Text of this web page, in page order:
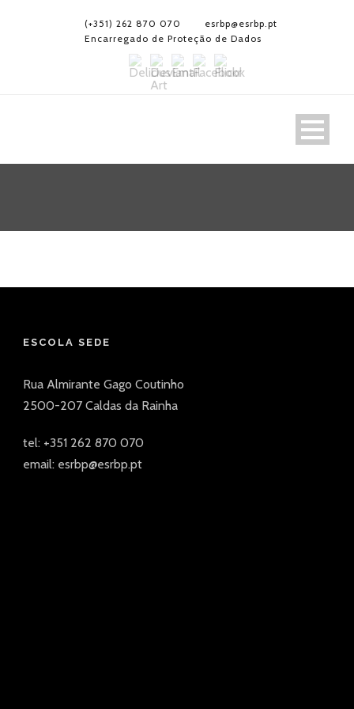
(+351) 262 870 070
esrbp@esrbp.pt
Encarregado de Proteção de Dados
ESCOLA SEDE
Rua Almirante Gago Coutinho
2500-207 Caldas da Rainha
tel: +351 262 870 070
email: esrbp@esrbp.pt